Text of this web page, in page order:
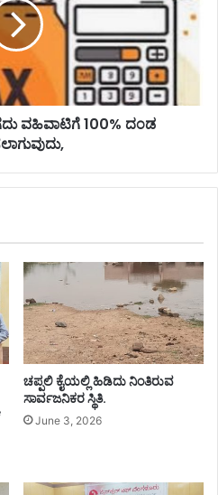
ವಹಿವಾಟಿಗೆ 100% ದಂಡ
ಚಪ್ಪಲಿ ಕೈಯಲ್ಲಿ ಹಿಡಿದು ನಿಂತಿರುವ
ಸಾರ್ವಜನಿಕರ ಸ್ಥಿತಿ.
June 3, 2026